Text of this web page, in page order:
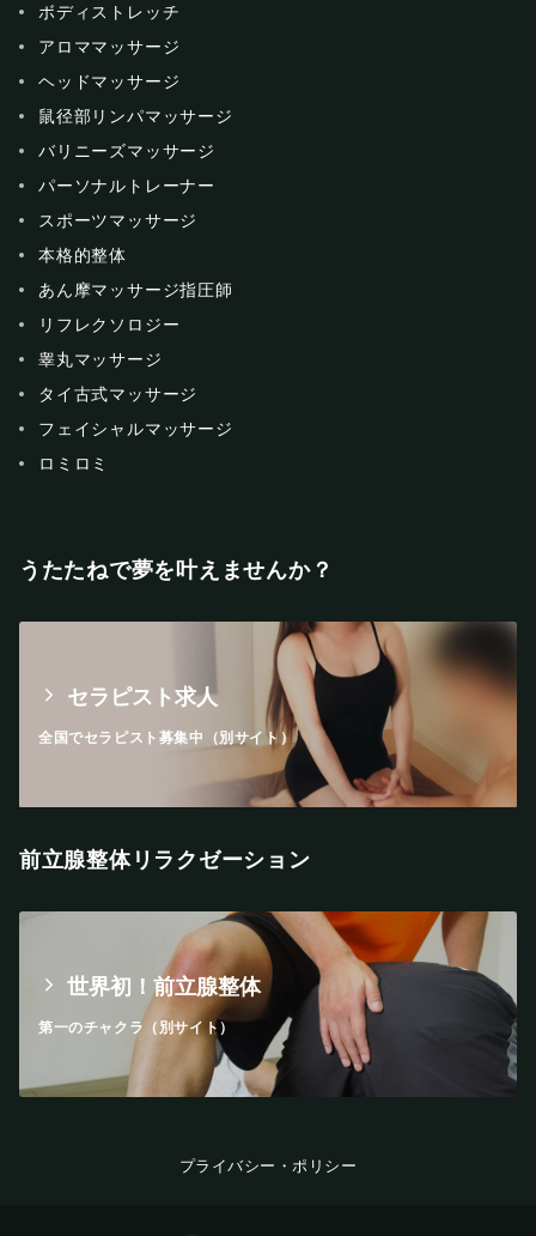
ボディストレッチ
アロママッサージ
ヘッドマッサージ
鼠径部リンパマッサージ
バリニーズマッサージ
パーソナルトレーナー
スポーツマッサージ
本格的整体
あん摩マッサージ指圧師
リフレクソロジー
睾丸マッサージ
タイ古式マッサージ
フェイシャルマッサージ
ロミロミ
うたたねで夢を叶えませんか？
セラピスト求人
全国でセラピスト募集中（別サイト）
前立腺整体リラクゼーション
世界初！前立腺整体
第一のチャクラ（別サイト）
プライバシー・ポリシー